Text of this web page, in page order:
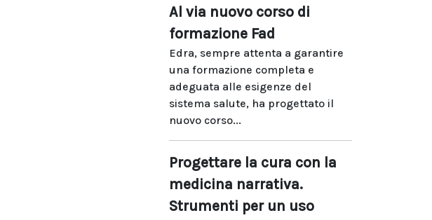
Al via nuovo corso di
formazione Fad
Edra, sempre attenta a garantire
una formazione completa e
adeguata alle esigenze del
sistema salute, ha progettato il
nuovo corso...
Progettare la cura con la
medicina narrativa.
Strumenti per un uso